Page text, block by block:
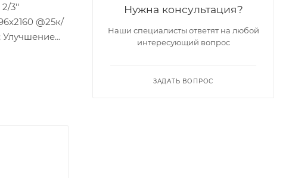
3''
@25к/
Улучшение
Нужна консультация?
Наши специалисты ответят на любой
интересующий вопрос
ЗАДАТЬ ВОПРОС